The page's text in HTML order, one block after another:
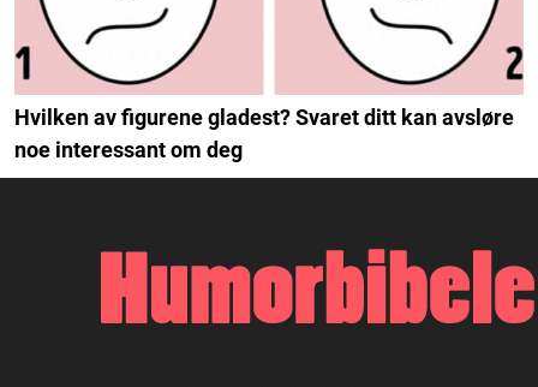
Hvilken av figurene gladest? Svaret ditt kan avsløre
noe interessant om deg